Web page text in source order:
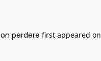
perdere first appeared on